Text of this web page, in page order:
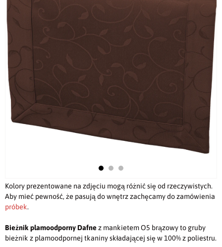
Kolory prezentowane na zdjęciu mogą różnić się od rzeczywistych.
Aby mieć pewność, że pasują do wnętrz zachęcamy do zamówienia
próbek.
Bieżnik plamoodporny Dafnez mankietem O5 brązowy to gruby
bieżnik z plamoodpornej tkaniny składającej się w 100% z poliestru.